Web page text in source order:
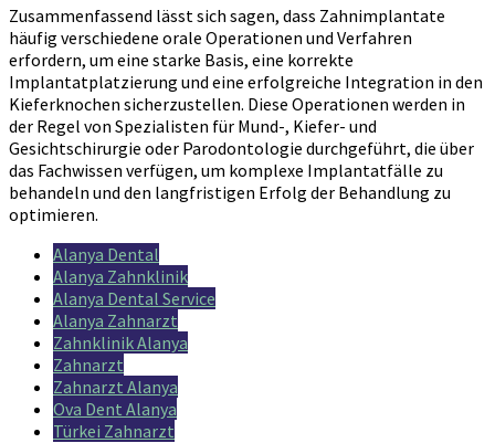
Zusammenfassend lässt sich sagen, dass Zahnimplantate
häufig verschiedene orale Operationen und Verfahren
erfordern, um eine starke Basis, eine korrekte
Implantatplatzierung und eine erfolgreiche Integration in den
Kieferknochen sicherzustellen. Diese Operationen werden in
der Regel von Spezialisten für Mund-, Kiefer- und
Gesichtschirurgie oder Parodontologie durchgeführt, die über
das Fachwissen verfügen, um komplexe Implantatfälle zu
behandeln und den langfristigen Erfolg der Behandlung zu
optimieren.
Alanya Dental
Alanya Zahnklinik
Alanya Dental Service
Alanya Zahnarzt
Zahnklinik Alanya
Zahnarzt
Zahnarzt Alanya
Ova Dent Alanya
Türkei Zahnarzt